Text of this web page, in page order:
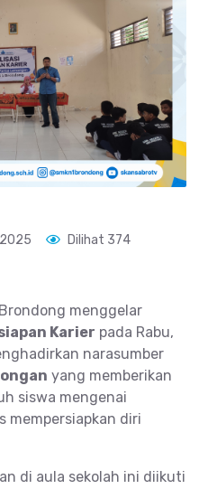
Dilihat 374
menggelar
Karier pada Rabu,
narasumber
yang memberikan
siswa mengenai
mempersiapkan diri
di aula sekolah ini diikuti